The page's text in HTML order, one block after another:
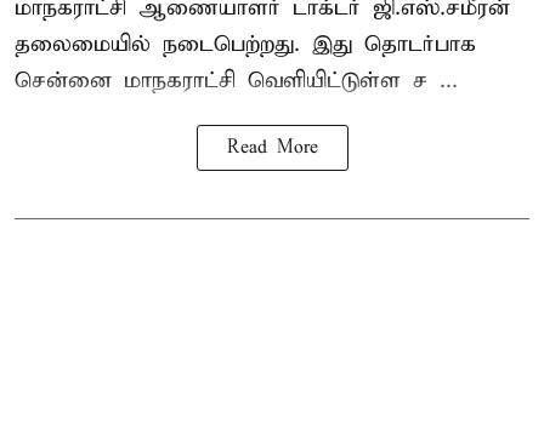
மாநகராட்சி ஆணையாளர் டாக்டர் ஜி.எஸ்.சமீரன்
தலைமையில் நடைபெற்றது. இது தொடர்பாக
சென்னை மாநகராட்சி வெளியிட்டுள்ள ச ...
Read More